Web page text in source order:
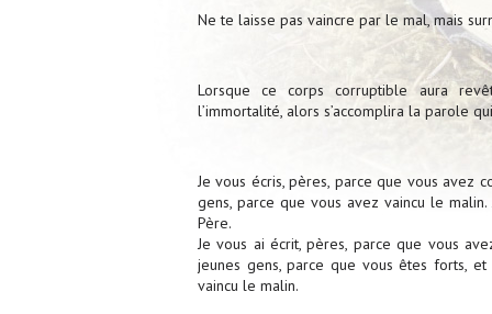
Ne te laisse pas vaincre par le mal, mais
Lorsque ce corps corruptible aura
l’immortalité, alors s’accomplira la parole
Je vous écris, pères, parce que vous avez
gens, parce que vous avez vaincu le
Père.
Je vous ai écrit, pères, parce que vous
jeunes gens, parce que vous êtes forts,
vaincu le malin.